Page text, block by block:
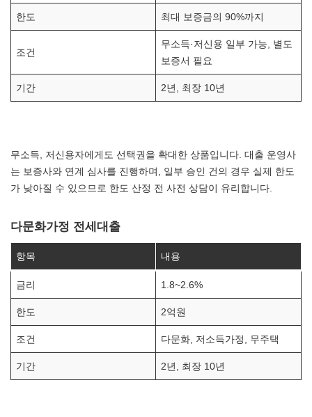
한도 최대 보증금의 90%까지
조건
무소득·저신용 일부 가능, 별도
보증서 필요
기간 2년, 최장 10년
무소득, 저신용자에게도 선택권을 확대한 상품입니다. 대출 운영사
는 보증사와 연계 심사를 진행하며, 일부 승인 건의 경우 실제 한도
가 낮아질 수 있으므로 한도 산정 전 사전 상담이 유리합니다.
다문화가정 전세대출
항목 내용
금리 1.8~2.6%
한도 2억원
조건 다문화, 저소득가정, 무주택
기간 2년, 최장 10년